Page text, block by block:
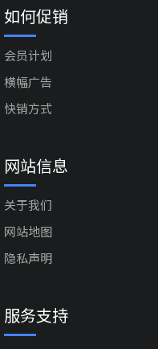
如何促销
会员计划
横幅广告
快销方式
网站信息
关于我们
网站地图
隐私声明
服务支持